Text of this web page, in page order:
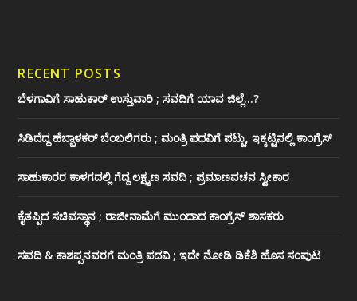
RECENT POSTS
ಬೆಳಗಾವಿಗೆ ಸಾಹುಕಾರ್ ಉಸ್ತುವಾರಿ ; ಸವದಿಗೆ ಯಾವ ಜಿಲ್ಲೆ…?
ಸಿಡಿದೆದ್ದ ಹೆಬ್ಬಾಳಕರ್ ಬೆಂಬಲಿಗರು ; ಮಂತ್ರಿ ಪದವಿಗೆ ‌ಪಟ್ಟು, ಇಕ್ಕಟ್ಟಿನಲ್ಲಿ ಕಾಂಗ್ರೆಸ್
ಸಾಹುಕಾರರ ಕಾಳಗದಲ್ಲಿ ಗೆದ್ದ ಲಕ್ಷ್ಮಣ ಸವದಿ ; ಪ್ರಮಾಣವಚನ ಸ್ವೀಕಾರ
ಕೈತಪ್ಪಿದ ಸಚಿವಸ್ಥಾನ ; ರಾಜೀನಾಮೆಗೆ ಮುಂದಾದ ಕಾಂಗ್ರೆಸ್ ‌ಶಾಸಕರು
ಸವದಿ & ಕಾಶಪ್ಪನವರಗೆ ಮಂತ್ರಿ ಪದವಿ ; ಇದೇ ನೋಡಿ‌ ಡಿಕೆಶಿ ಹೊಸ ಸಂಪುಟ